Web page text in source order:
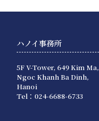
ハノイ事務所
5F V-Tower, 649 Kim Ma,
Ngoc Khanh Ba Dinh,
Hanoi
Tel：024-6688-6733